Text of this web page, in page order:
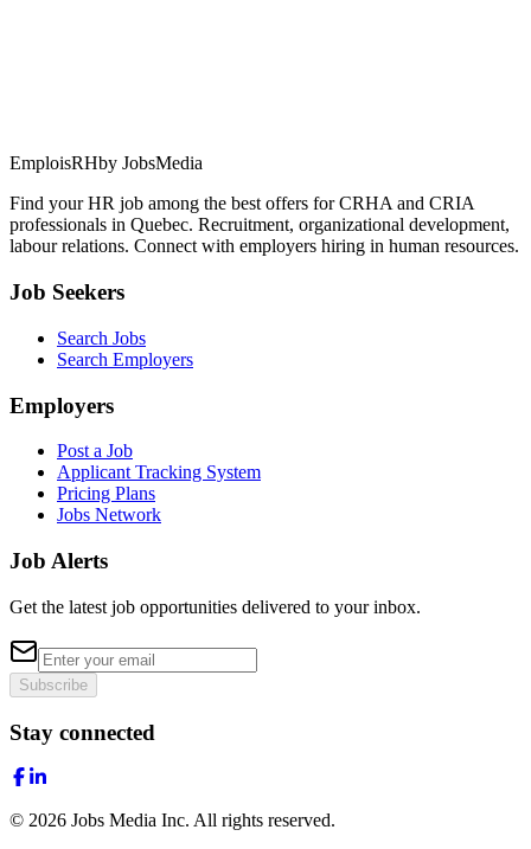
EmploisRHby JobsMedia
Find your HR job among the best offers for CRHA and CRIA
professionals in Quebec. Recruitment, organizational development,
labour relations. Connect with employers hiring in human resources.
Job Seekers
Search Jobs
Search Employers
Employers
Post a Job
Applicant Tracking System
Pricing Plans
Jobs Network
Job Alerts
Get the latest job opportunities delivered to your inbox.
Subscribe
Stay connected
© 2026 Jobs Media Inc. All rights reserved.